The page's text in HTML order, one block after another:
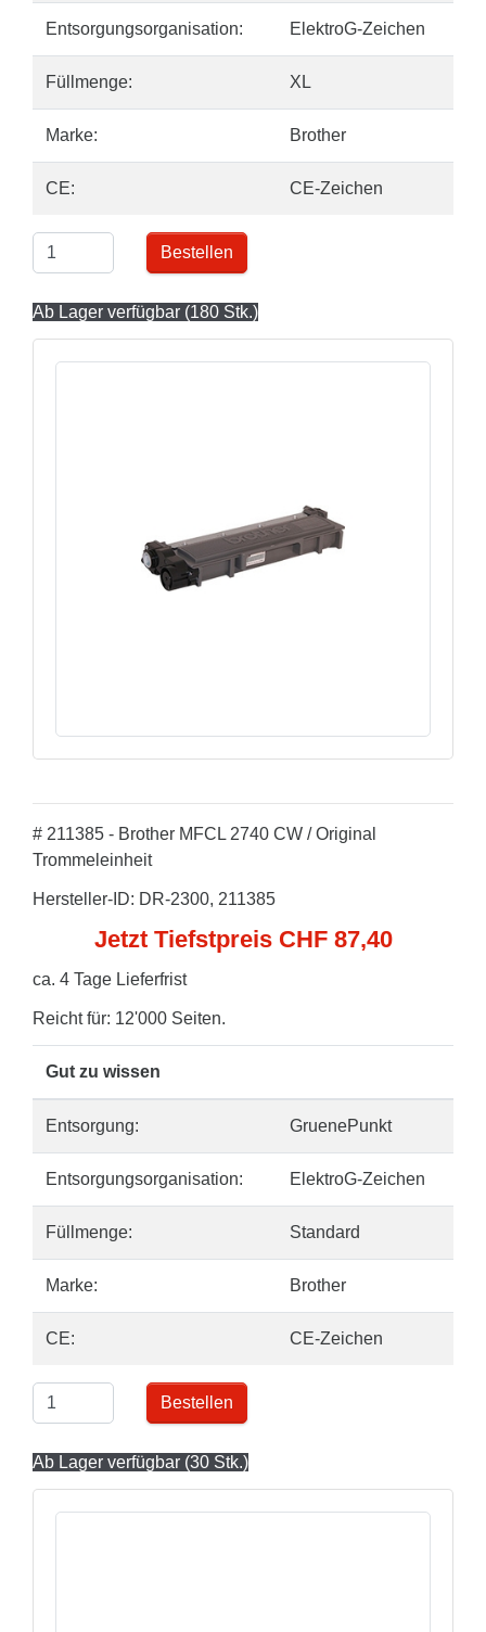
Entsorgungsorganisation: ElektroG-Zeichen
Füllmenge: XL
Marke: Brother
CE: CE-Zeichen
Bestellen
Ab Lager verfügbar (180 Stk.)
# 211385 - Brother MFCL 2740 CW / Original
Trommeleinheit
Hersteller-ID: DR-2300, 211385
Jetzt Tiefstpreis CHF 87,40
ca. 4 Tage Lieferfrist
Reicht für: 12'000 Seiten.
Gut zu wissen
Entsorgung: GruenePunkt
Entsorgungsorganisation: ElektroG-Zeichen
Füllmenge: Standard
Marke: Brother
CE: CE-Zeichen
Bestellen
Ab Lager verfügbar (30 Stk.)